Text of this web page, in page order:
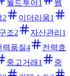
월드투어 1
웹
2 이더리움1
조2 자산관리 1
력품질4
전력효
중고거래 1
중